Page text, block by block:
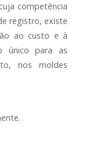
competência
registro, existe
ao custo e à
único para as
nos moldes